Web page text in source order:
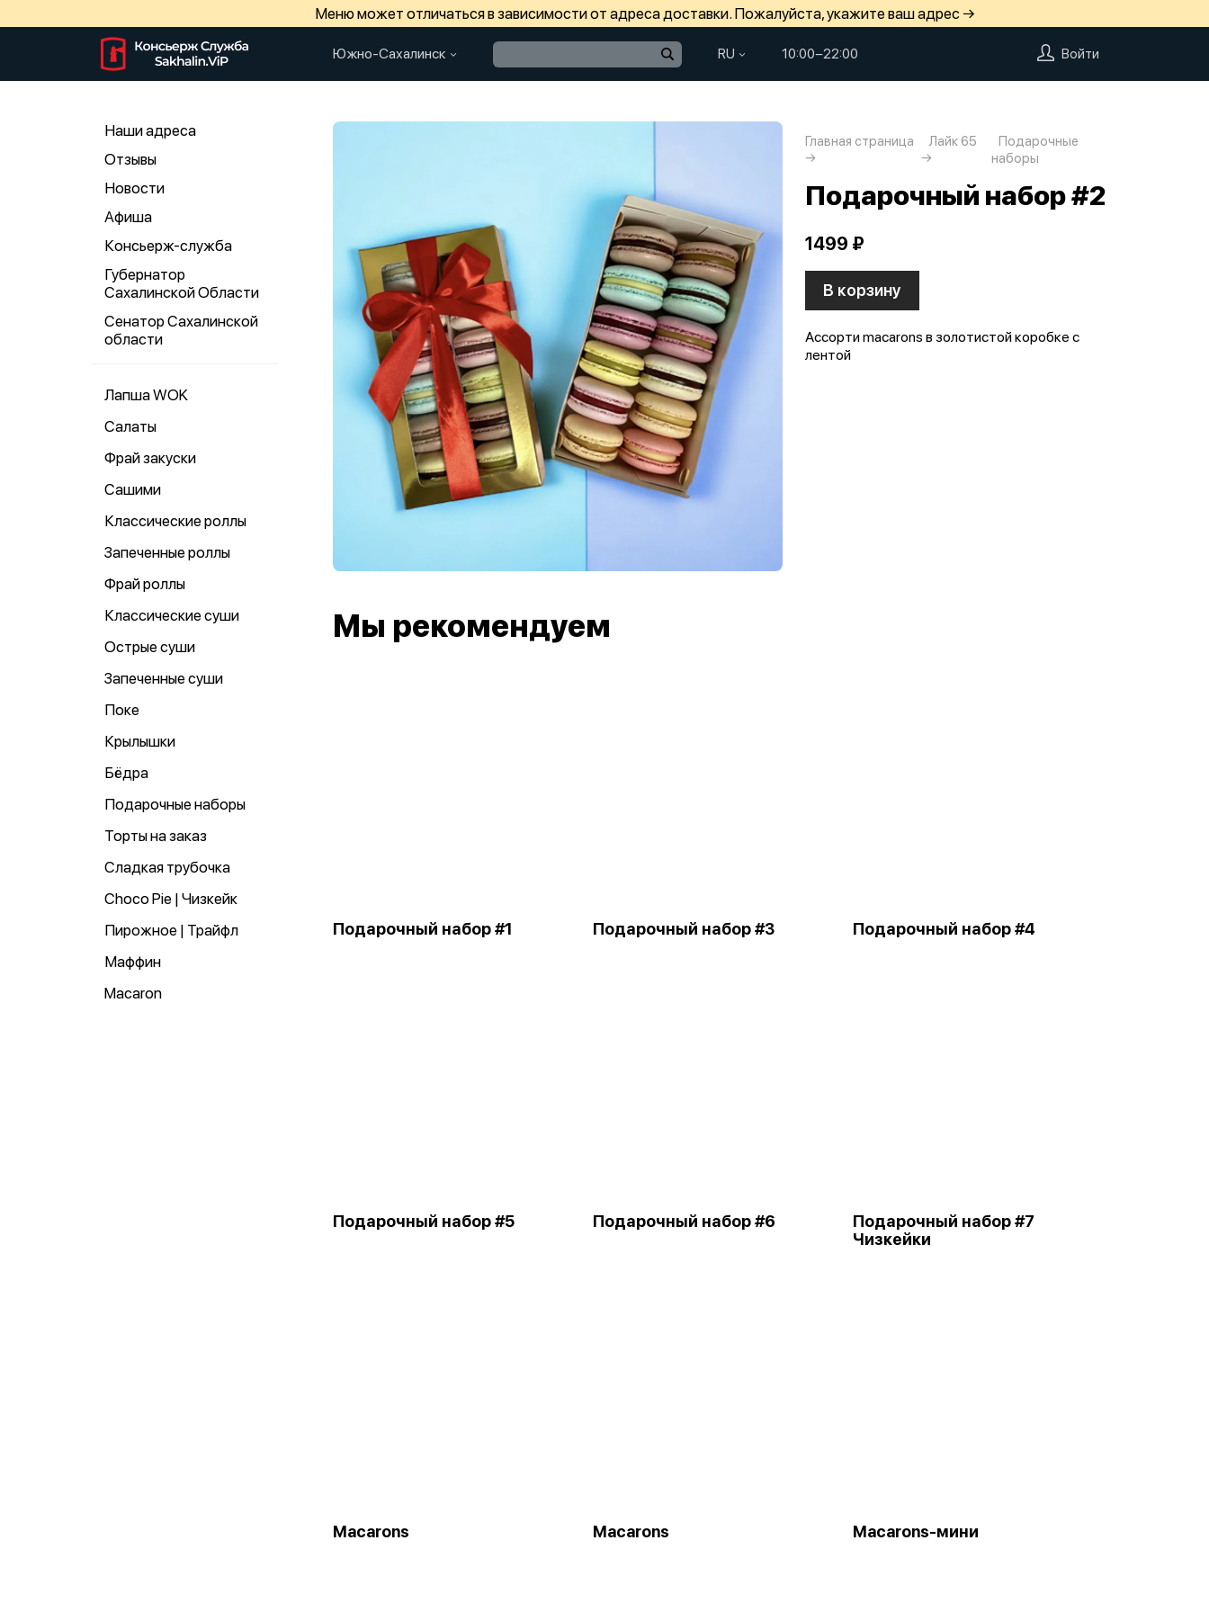
Меню может отличаться в зависимости от адреса доставки. Пожалуйста, укажите ваш адрес →
Южно-Сахалинск RU 10:00−22:00 Войти
Наши адреса
Отзывы
Новости
Афиша
Консьерж-служба
Губернатор
Сахалинской Области
Сенатор Сахалинской
области
Лапша WOK
Салаты
Фрай закуски
Сашими
Классические роллы
Запеченные роллы
Фрай роллы
Классические суши
Острые суши
Запеченные суши
Поке
Крылышки
Бёдра
Подарочные наборы
Торты на заказ
Сладкая трубочка
Choco Pie | Чизкейк
Пирожное | Трайфл
Маффин
Macaron
Главная страница Лайк 65
Подарочные
наборы
Подарочный набор #2
1499 ₽
В корзину
Ассорти macarons в золотистой коробке с
лентой
Мы рекомендуем
Подарочный набор #1 Подарочный набор #3 Подарочный набор #4
Подарочный набор #5 Подарочный набор #6
Подарочный набор #7
Чизкейки
Macarons Macarons Macarons-мини